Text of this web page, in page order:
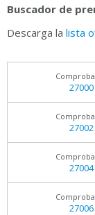
Buscador de
Descarga la lista
27000
27002
27004
27006